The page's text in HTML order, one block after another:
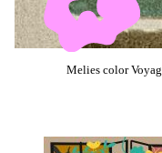
Melies color